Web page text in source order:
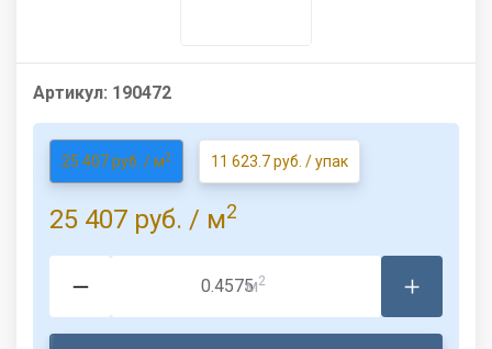
Артикул: 190472
25 407 руб. / м2 11 623.7 руб. / упак
25 407 руб. / м2
м2